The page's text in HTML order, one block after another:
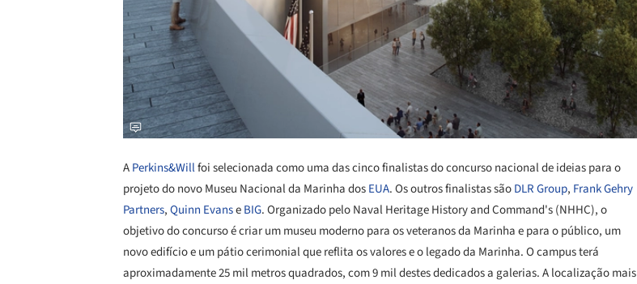
APerkins&Willfoi selecionada como uma das cinco finalistas do concurso nacional de ideias para o
projeto do novo Museu Nacional da Marinha dosEUA. Os outros finalistas sãoDLR Group, Frank Gehry
Partners,Quinn EvanseBIG. Organizado pelo Naval Heritage History and Command's (NHHC), o
objetivo do concurso é criar um museu moderno para os veteranos da Marinha e para o público, um
novo edifício e um pátio cerimonial que reflita os valores e o legado da Marinha. O campus terá
aproximadamente 25 mil metros quadrados, com 9 mil destes dedicados a galerias. A localização mais